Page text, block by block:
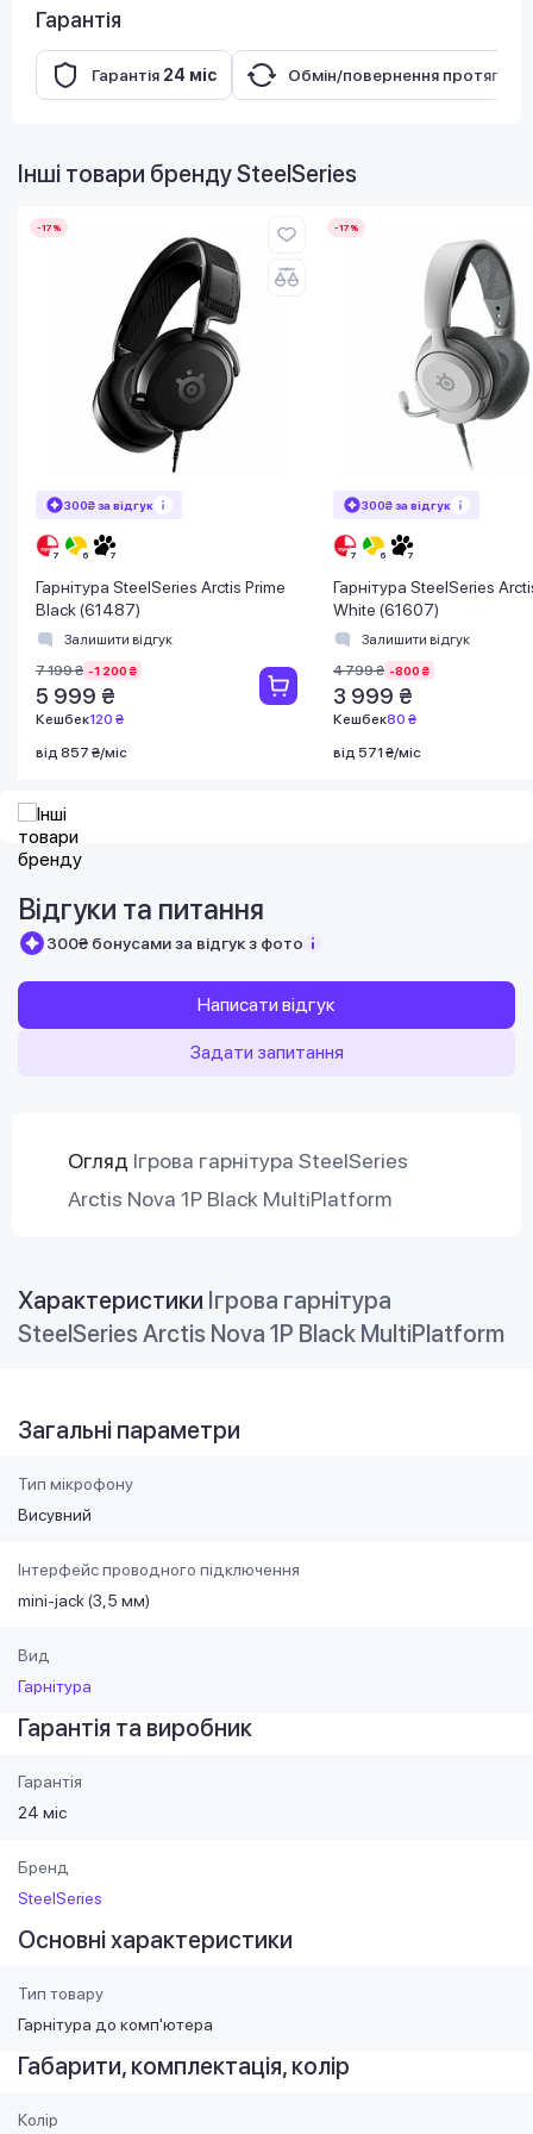
Гарантія
Гарантія 24 міс Обмін/повернення протягом
Інші товари брендуSteelSeries
-17%
300₴ за відгук
Гарнітура SteelSeries Arctis Prime
Black (61487)
Залишити відгук
7 199 ₴ -1 200 ₴
5 999 ₴
Кешбек120 ₴
від 857 ₴/міс
-17%
300₴ за відгук
Гарнітура SteelSeries
White (61607)
Залишити відгук
4 799 ₴ -800 ₴
3 999 ₴
Кешбек80 ₴
від 571 ₴/міс
Відгуки та питання
300₴ бонусами за відгук з фото
Написати відгук
Задати запитання
Огляд Ігрова гарнітура SteelSeries
Arctis Nova 1P Black MultiPlatform
Характеристики Ігрова гарнітура
SteelSeries Arctis Nova 1P Black MultiPlatform
Загальні параметри
Тип мікрофону
Висувний
Інтерфейс проводного підключення
mini-jack (3,5 мм)
Вид
Гарнітура
Гарантія та виробник
Гарантія
24 міс
Бренд
SteelSeries
Основні характеристики
Тип товару
Гарнітура до комп'ютера
Габарити, комплектація, колір
Колір